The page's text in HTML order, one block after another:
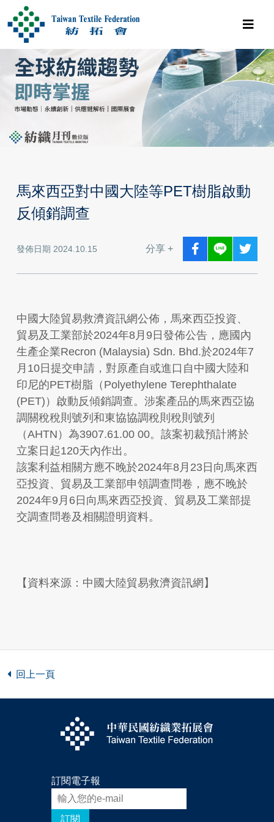
馬來西亞對中國大陸等PET樹脂啟動
反傾銷調查
發佈日期 2024.10.15 分享 +
中國大陸貿易救濟資訊網公佈，馬來西亞投資、
貿易及工業部於2024年8月9日發佈公告，應國內
生產企業Recron (Malaysia) Sdn. Bhd.於2024年7
月10日提交申請，對原產自或進口自中國大陸和
印尼的PET樹脂（Polyethylene Terephthalate
(PET)）啟動反傾銷調查。涉案產品的馬來西亞協
調關稅稅則號列和東協協調稅則稅則號列
（AHTN）為3907.61.00 00。該案初裁預計將於
立案日起120天內作出。
該案利益相關方應不晚於2024年8月23日向馬來西
亞投資、貿易及工業部申領調查問卷，應不晚於
2024年9月6日向馬來西亞投資、貿易及工業部提
交調查問卷及相關證明資料。
【資料來源：中國大陸貿易救濟資訊網】
回上一頁
訂閱電子報
訂閱